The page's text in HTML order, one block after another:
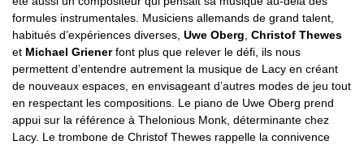
formules instrumentales. Musiciens allemands de grand talent,
habitués d’expériences diverses, Uwe Oberg Christof Thewes
et Michael Grienerfont plus que relever le défi, ils nous
permettent d’entendre autrement la musique de Lacy en créant
de nouveaux espaces, en envisageant d’autres modes de jeu tout
en respectant les compositions. Le piano de Uwe Oberg prend
appui sur la référence à Thelonious Monk, déterminante chez
Lacy. Le trombone de Christof Thewes rappelle la connivence